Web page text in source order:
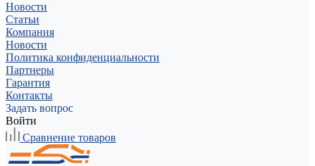
Новости
Статьи
Компания
Новости
Политика конфиденциальности
Партнеры
Гарантия
Контакты
Задать вопрос
Войти
Сравнение товаров